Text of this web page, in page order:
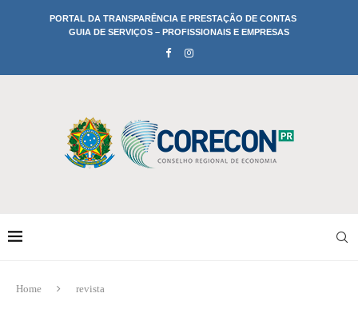
PORTAL DA TRANSPARÊNCIA E PRESTAÇÃO DE CONTAS
GUIA DE SERVIÇOS – PROFISSIONAIS E EMPRESAS
Home revista